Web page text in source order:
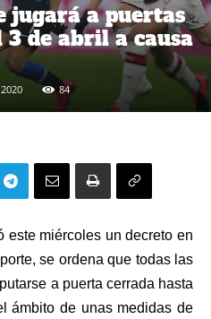
jugará a puertas
de abril a causa
84
este miércoles un decreto en
se ordena que todas las
a puerta cerrada hasta
ámbito de unas medidas de